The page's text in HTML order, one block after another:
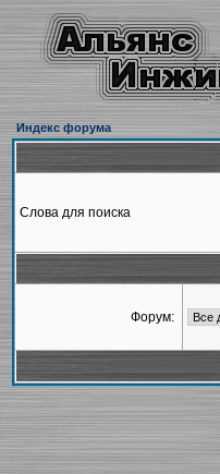
Индекс форума
Слова для поиска
Форум: